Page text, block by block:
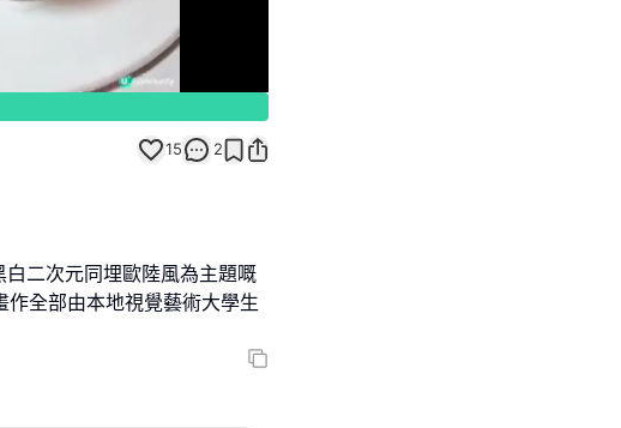
15 2
二次元同埋歐陸風為主題嘅
全部由本地視覺藝術大學生